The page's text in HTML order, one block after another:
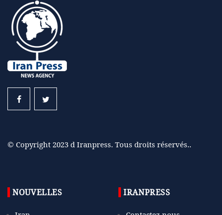
© Copyright 2023 d Iranpress. Tous droits réservés..
NOUVELLES IRANPRESS